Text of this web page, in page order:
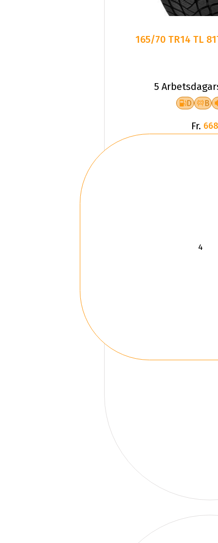
165/70 TR14 TL
5
D B
Fr.